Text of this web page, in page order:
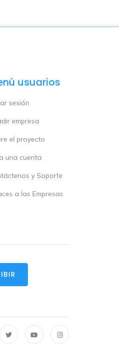
usuarios
sesión
empresa
el proyecto
una cuenta
y Soporte
a las Empresas